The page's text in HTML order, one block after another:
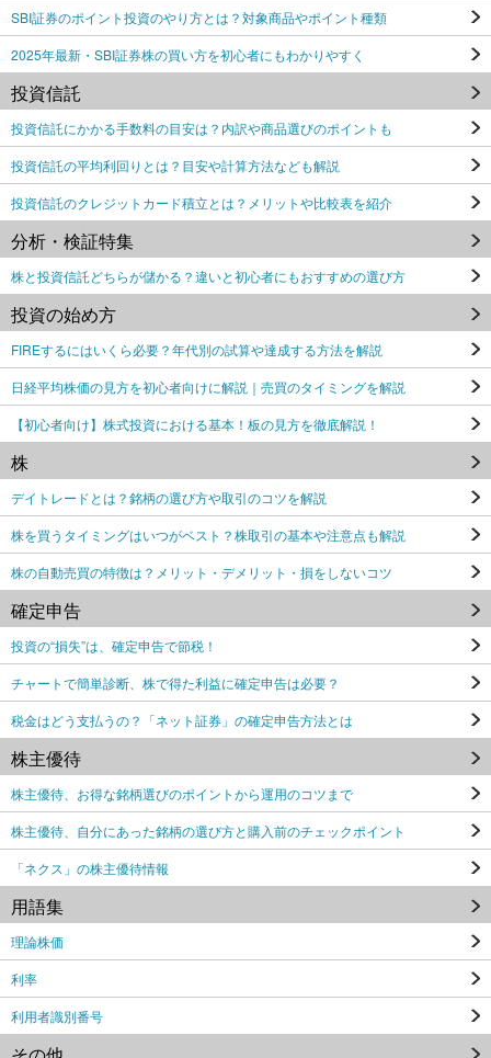
SBI証券のポイント投資のやり方とは？対象商品やポイント種類
2025年最新・SBI証券株の買い方を初心者にもわかりやすく
投資信託
投資信託にかかる手数料の目安は？内訳や商品選びのポイントも
投資信託の平均利回りとは？目安や計算方法なども解説
投資信託のクレジットカード積立とは？メリットや比較表を紹介
分析・検証特集
株と投資信託どちらが儲かる？違いと初心者にもおすすめの選び方
投資の始め方
FIREするにはいくら必要？年代別の試算や達成する方法を解説
日経平均株価の見方を初心者向けに解説｜売買のタイミングを解説
【初心者向け】株式投資における基本！板の見方を徹底解説！
株
デイトレードとは？銘柄の選び方や取引のコツを解説
株を買うタイミングはいつがベスト？株取引の基本や注意点も解説
株の自動売買の特徴は？メリット・デメリット・損をしないコツ
確定申告
投資の“損失”は、確定申告で節税！
チャートで簡単診断、株で得た利益に確定申告は必要？
税金はどう支払うの？「ネット証券」の確定申告方法とは
株主優待
株主優待、お得な銘柄選びのポイントから運用のコツまで
株主優待、自分にあった銘柄の選び方と購入前のチェックポイント
「ネクス」の株主優待情報
用語集
理論株価
利率
利用者識別番号